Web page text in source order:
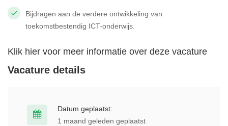
Bijdragen aan de verdere ontwikkeling van
toekomstbestendig ICT-onderwijs.
Klik hier voor meer informatie over deze vacature
Vacature details
Datum geplaatst:
1 maand geleden geplaatst